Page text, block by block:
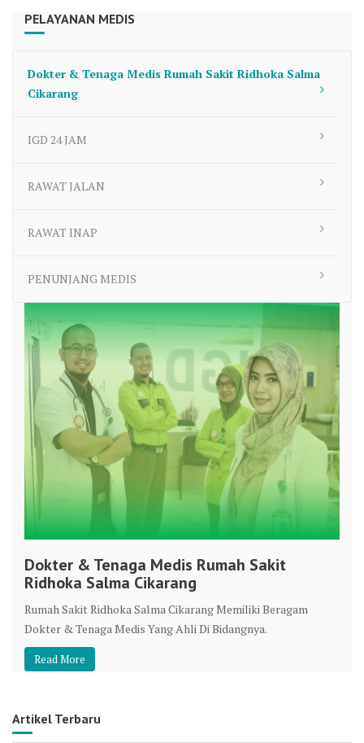
PELAYANAN MEDIS
Dokter & Tenaga Medis Rumah Sakit Ridhoka Salma
Cikarang
IGD 24 JAM
RAWAT JALAN
RAWAT INAP
PENUNJANG MEDIS
Dokter & Tenaga Medis Rumah Sakit
Ridhoka Salma Cikarang
Rumah Sakit Ridhoka Salma Cikarang Memiliki Beragam
Dokter & Tenaga Medis Yang Ahli Di Bidangnya.
Read More
Artikel Terbaru